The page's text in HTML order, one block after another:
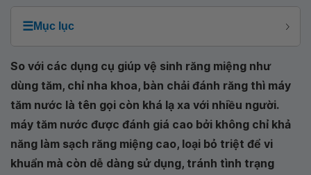
☰Mục lục
So với các dụng cụ giúp vệ sinh răng miệng như
dùng tăm, chỉ nha khoa, bàn chải đánh răng thì máy
tăm nước là tên gọi còn khá lạ xa với nhiều người.
máy tăm nước được đánh giá cao bởi không chỉ khả
năng làm sạch răng miệng cao, loại bỏ triệt để vi
khuẩn mà còn dễ dàng sử dụng, tránh tình trạng